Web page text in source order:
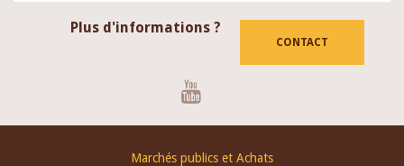
Plus d'informations ?
CONTACT
Marchés publics et Achats